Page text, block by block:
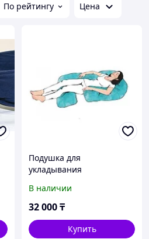
По рейтингу Цена
Подушка для
укладывания
В наличии
32 000₸
Купить